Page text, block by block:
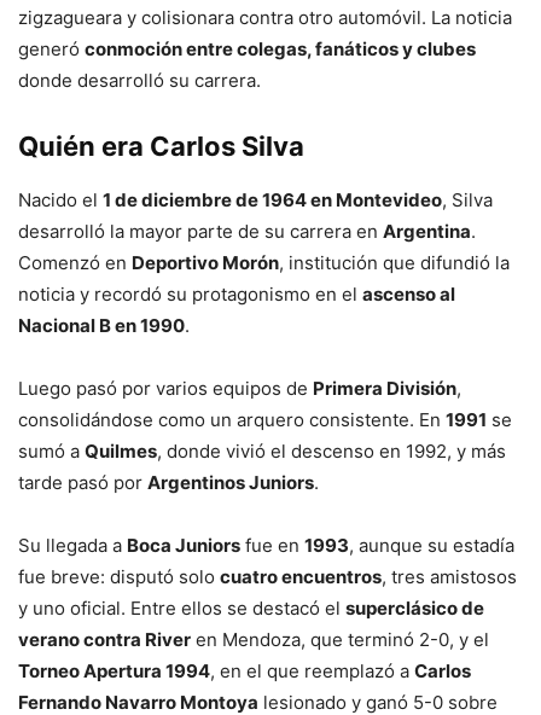
zigzagueara y colisionara contra otro automóvil. La noticia
generó conmoción entre colegas, fanáticos y clubes
donde desarrolló su carrera.
Quién era Carlos Silva
Nacido el 1 de diciembre de 1964 en Montevideo, Silva
desarrolló la mayor parte de su carrera en Argentina.
Comenzó en Deportivo Morón, institución que difundió la
noticia y recordó su protagonismo en el ascenso al
Nacional B en 1990.
Luego pasó por varios equipos de Primera División,
consolidándose como un arquero consistente. En 1991 se
sumó a Quilmes, donde vivió el descenso en 1992, y más
tarde pasó por Argentinos Juniors.
Su llegada a Boca Juniors fue en 1993, aunque su estadía
fue breve: disputó solo cuatro encuentros, tres amistosos
y uno oficial. Entre ellos se destacó el superclásico de
verano contra River en Mendoza, que terminó 2-0, y el
Torneo Apertura 1994, en el que reemplazó a Carlos
Fernando Navarro Montoya lesionado y ganó 5-0 sobre